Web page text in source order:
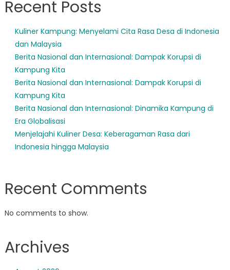
Recent Posts
Kuliner Kampung: Menyelami Cita Rasa Desa di Indonesia
dan Malaysia
Berita Nasional dan Internasional: Dampak Korupsi di
Kampung Kita
Berita Nasional dan Internasional: Dampak Korupsi di
Kampung Kita
Berita Nasional dan Internasional: Dinamika Kampung di
Era Globalisasi
Menjelajahi Kuliner Desa: Keberagaman Rasa dari
Indonesia hingga Malaysia
Recent Comments
No comments to show.
Archives